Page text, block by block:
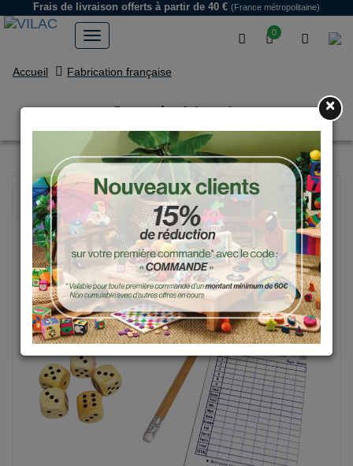
0
Frais de livraison offerts à partir de 40 € (France métropolitaine)
Accueil Fabrication française
Jeu de Yam's ×